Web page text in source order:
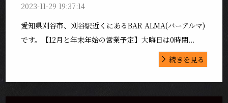
2023-11-29 19:37:14
愛知県刈谷市、刈谷駅近くにあるBAR ALMA(バーアルマ)
です。【12月と年末年始の営業予定】大晦日は0時閉...
続きを見る